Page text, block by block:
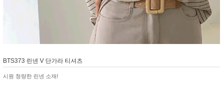
BTS373 린넨 V 단가라 티셔츠
시원 청량한 린넨 소재!